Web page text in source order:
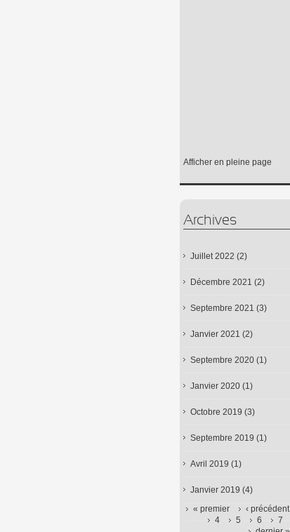
Afficher en pleine page
Archives
Juillet 2022 (2)
Décembre 2021 (2)
Septembre 2021 (3)
Janvier 2021 (2)
Septembre 2020 (1)
Janvier 2020 (1)
Octobre 2019 (3)
Septembre 2019 (1)
Avril 2019 (1)
Janvier 2019 (4)
Pages
« premier ‹ précédent
4
5 6 7